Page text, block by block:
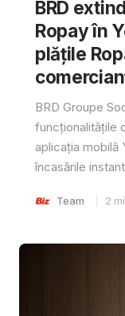
BRD
Ropay în
plățile
BRD Groupe
funcționalitățile
aplicația mobilă
încasările
Team 2